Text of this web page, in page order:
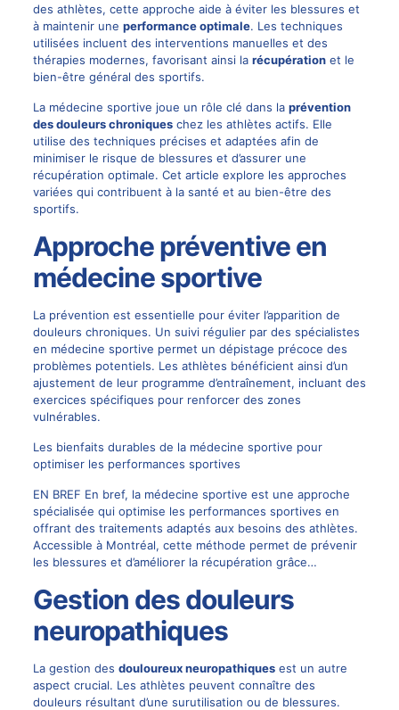
des athlètes, cette approche aide à éviter les blessures et
à maintenir une performance optimale. Les techniques
utilisées incluent des interventions manuelles et des
thérapies modernes, favorisant ainsi la récupérationet le
bien-être général des sportifs.
La médecine sportive joue un rôle clé dans la prévention
des douleurs chroniqueschez les athlètes actifs. Elle
utilise des techniques précises et adaptées afin de
minimiser le risque de blessures et d’assurer une
récupération optimale. Cet article explore les approches
variées qui contribuent à la santé et au bien-être des
sportifs.
Approche préventive en
médecine sportive
La prévention est essentielle pour éviter l’apparition de
douleurs chroniques. Un suivi régulier par des spécialistes
en médecine sportive permet un dépistage précoce des
problèmes potentiels. Les athlètes bénéficient ainsi d’un
ajustement de leur programme d’entraînement, incluant des
exercices spécifiques pour renforcer des zones
vulnérables.
Les bienfaits durables de la médecine sportive pour
optimiser les performances sportives
EN BREF En bref, la médecine sportive est une approche
spécialisée qui optimise les performances sportives en
offrant des traitements adaptés aux besoins des athlètes.
Accessible à Montréal, cette méthode permet de prévenir
les blessures et d’améliorer la récupération grâce…
Gestion des douleurs
neuropathiques
La gestion des douloureux neuropathiquesest un autre
aspect crucial. Les athlètes peuvent connaître des
douleurs résultant d’une surutilisation ou de blessures.